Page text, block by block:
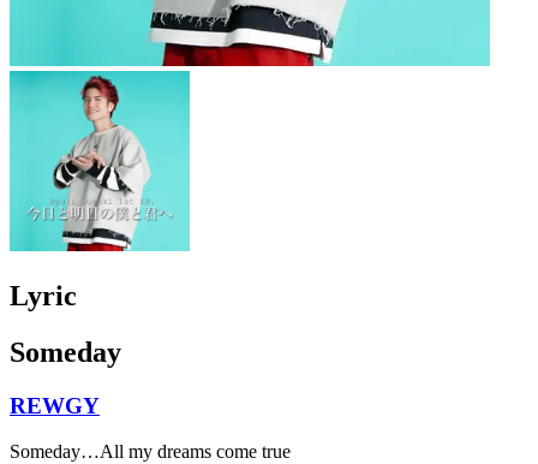
Lyric
Someday
REWGY
Someday…All my dreams come true